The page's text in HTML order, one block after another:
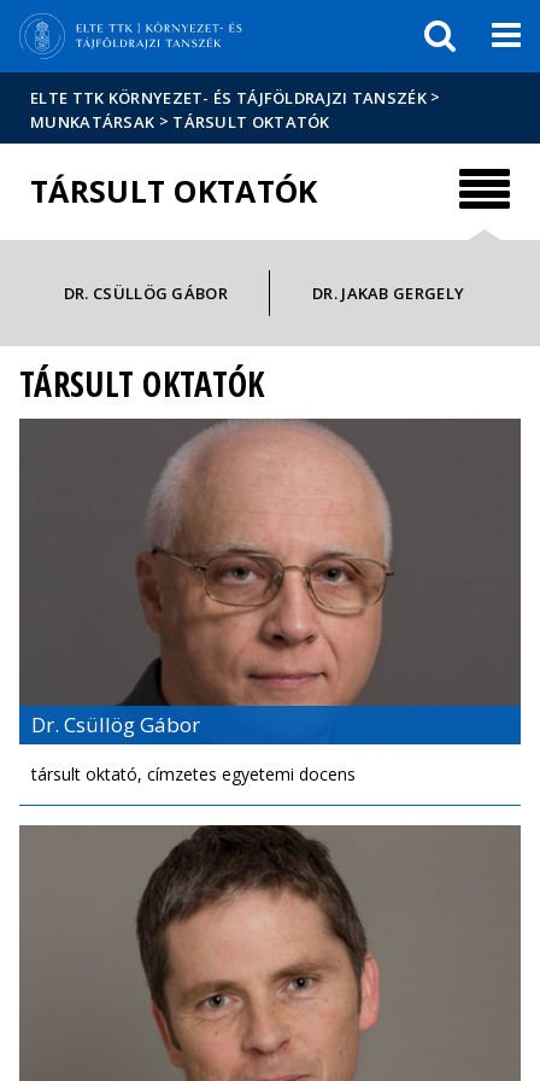
Hírek
Események
ELTE a
sajtóban
ELTE TTK KÖRNYEZET- ÉS TÁJFÖLDRAJZI TANSZÉK >
MUNKATÁRSAK > TÁRSULT OKTATÓK
TÁRSULT OKTATÓK
DR. CSÜLLÖG GÁBOR DR. JAKAB GERGELY
TÁRSULT OKTATÓK
Dr. Csüllög Gábor
társult oktató, címzetes egyetemi docens